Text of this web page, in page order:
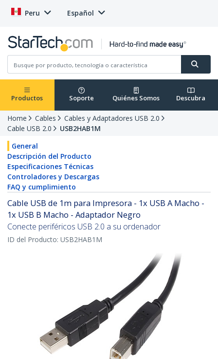
Peru Español
Productos Soporte Quiénes Somos Descubra
Home Cables
Cables y Adaptadores USB 2.0
Cable USB 2.0
USB2HAB1M
General
Descripción del Producto
Especificaciones Técnicas
Controladores y Descargas
FAQ y cumplimiento
Cable USB de 1m para Impresora - 1x USB A Macho -
1x USB B Macho - Adaptador Negro
Conecte periféricos USB 2.0 a su ordenador
ID del Producto: USB2HAB1M